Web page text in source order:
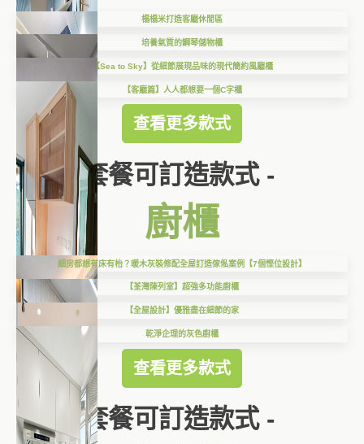
榻榻米打造客廳休閒區
培養氣質的鋼琴儲物櫃
【Sea to Sky】從細節展現品味的現代簡約風廳櫃
【客廳篇】人人都想要一個C字櫃
查看更多款式
套餐可訂造款式 -
廚櫃
細房都想有床有枱？暖木灰裝修配全屋訂造傢俬案例【7個慳位設計】
【荃灣陳列室】超強多功能廚櫃
【全屋設計】優雅盡在細節的家
乾淨企理的灰色廚櫃
查看更多款式
套餐可訂造款式 -